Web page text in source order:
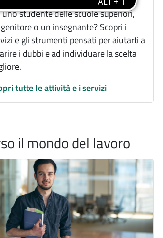
uno studente delle scuole superiori,
o un insegnante? Scopri i
e gli strumenti pensati per aiutarti a
i dubbi e ad individuare la scelta
tutte le attività e i servizi
il mondo del lavoro